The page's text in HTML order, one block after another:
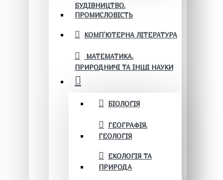
БУДІВНИЦТВО.
ПРОМИСЛОВІСТЬ
КОМП'ЮТЕРНА ЛІТЕРАТУРА
МАТЕМАТИКА.
ПРИРОДНИЧІ ТА ІНШІ НАУКИ
БІОЛОГІЯ
ГЕОГРАФІЯ.
ГЕОЛОГІЯ
ЕКОЛОГІЯ ТА
ПРИРОДА